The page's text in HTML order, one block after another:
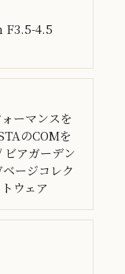
F3.5-4.5
ーマンスを
のCOMを
アガーデン
ージコレク
ウェア